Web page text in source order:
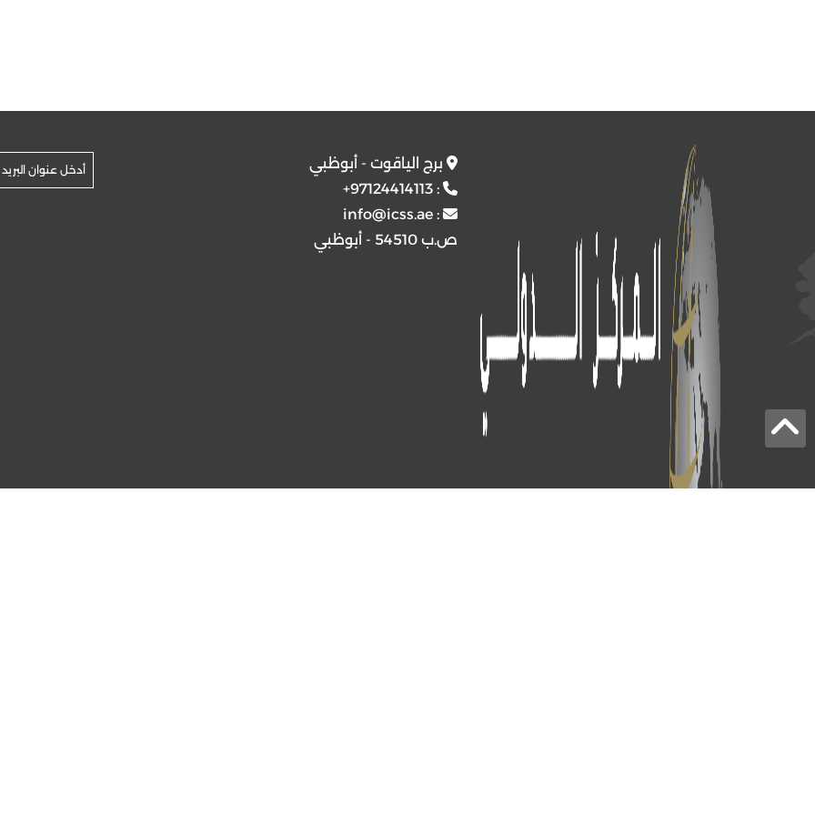
برج الياقوت - أبوظبي
:
+97124414113
:
info@icss.ae
ص.ب 54510 - أبوظبي